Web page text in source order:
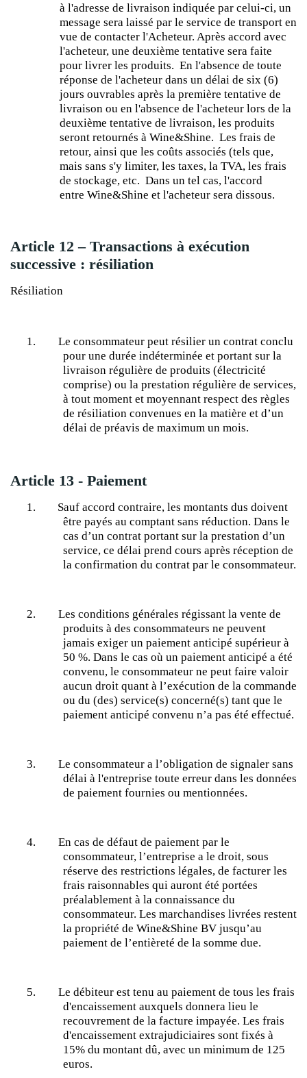
à l'adresse de livraison indiquée par celui-ci, un
message sera laissé par le service de transport en
vue de contacter l'Acheteur. Après accord avec
l'acheteur, une deuxième tentative sera faite
pour livrer les produits. En l'absence de toute
réponse de l'acheteur dans un délai de six (6)
jours ouvrables après la première tentative de
livraison ou en l'absence de l'acheteur lors de la
deuxième tentative de livraison, les produits
seront retournés à Wine&Shine. Les frais de
retour, ainsi que les coûts associés (tels que,
mais sans s'y limiter, les taxes, la TVA, les frais
de stockage, etc. Dans un tel cas, l'accord
entre Wine&Shine et l'acheteur sera dissous.
Article 12 – Transactions à exécution
successive : résiliation
Résiliation
1.
Le consommateur peut résilier un contrat conclu
pour une durée indéterminée et portant sur la
livraison régulière de produits (électricité
comprise) ou la prestation régulière de services,
à tout moment et moyennant respect des règles
de résiliation convenues en la matière et d’un
délai de préavis de maximum un mois.
Article 13 - Paiement
1.
Sauf accord contraire, les montants dus doivent
être payés au comptant sans réduction. Dans le
cas d’un contrat portant sur la prestation d’un
service, ce délai prend cours après réception de
la confirmation du contrat par le consommateur.
2.
Les conditions générales régissant la vente de
produits à des consommateurs ne peuvent
jamais exiger un paiement anticipé supérieur à
50 %. Dans le cas où un paiement anticipé a été
convenu, le consommateur ne peut faire valoir
aucun droit quant à l’exécution de la commande
ou du (des) service(s) concerné(s) tant que le
paiement anticipé convenu n’a pas été effectué.
3.
Le consommateur a l’obligation de signaler sans
délai à l'entreprise toute erreur dans les données
de paiement fournies ou mentionnées.
4.
En cas de défaut de paiement par le
consommateur, l’entreprise a le droit, sous
réserve des restrictions légales, de facturer les
frais raisonnables qui auront été portées
préalablement à la connaissance du
consommateur. Les marchandises livrées restent
la propriété de Wine&Shine BV jusqu’au
paiement de l’entièreté de la somme due.
5.
Le débiteur est tenu au paiement de tous les frais
d'encaissement auxquels donnera lieu le
recouvrement de la facture impayée. Les frais
d'encaissement extrajudiciaires sont fixés à
15% du montant dû, avec un minimum de 125
euros.